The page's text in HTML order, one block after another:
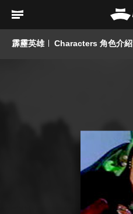
霹靂英雄 Characters 角色介紹